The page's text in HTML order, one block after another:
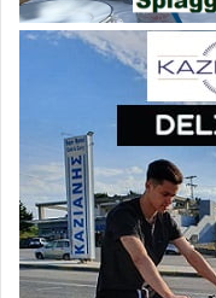
ανέλαβε ειδικός
γραφείο του ίδιου
Βαγενά,
Καλαμβοκίδης, και
Στο Εσωτερικών
αναπληρωτή
αποκάλυψαν τα
εκεί το δικηγορικό
οι δικηγόροιΔάφνη